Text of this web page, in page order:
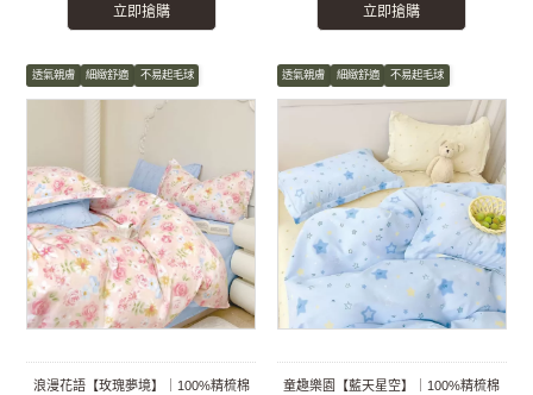
立即搶購 立即搶購
透氣親膚 細緻舒適 不易起毛球
浪漫花語【玫瑰夢境】｜100%精梳棉
透氣親膚 細緻舒適 不易起毛球
童趣樂園【藍天星空】｜100%精梳棉